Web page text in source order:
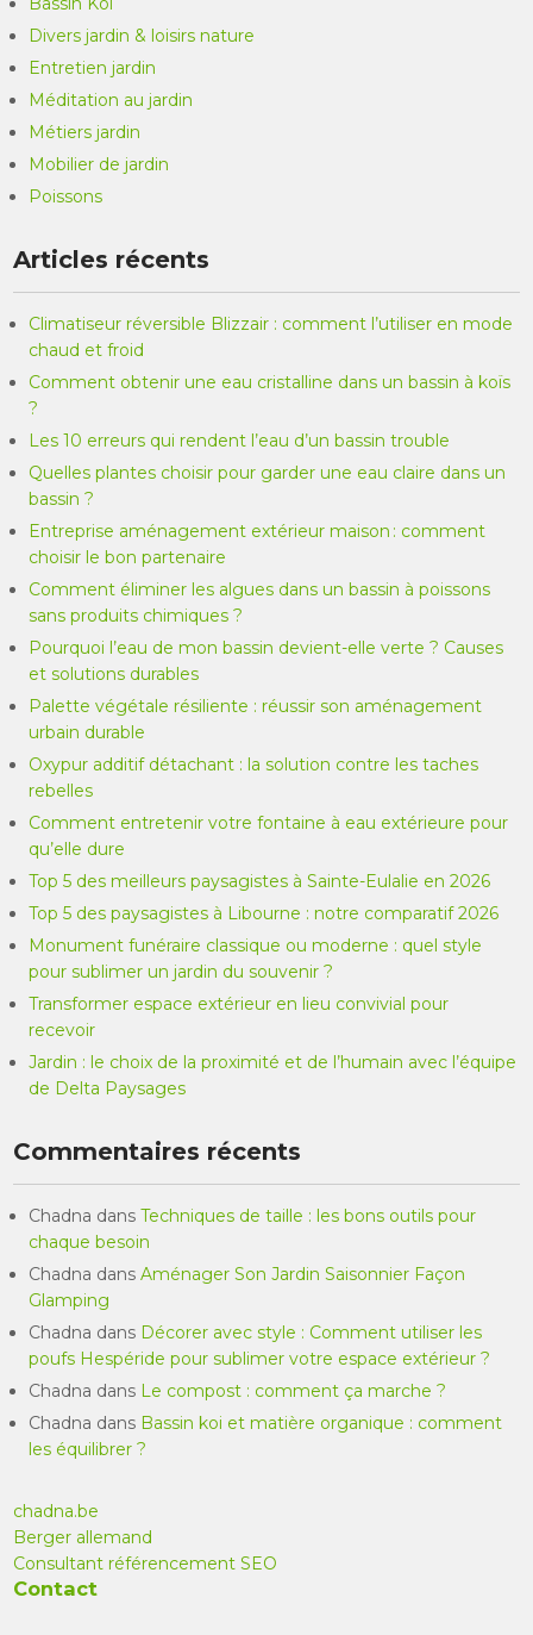
Divers jardin & loisirs nature
Entretien jardin
Méditation au jardin
Métiers jardin
Mobilier de jardin
Poissons
Articles récents
Climatiseur réversible Blizzair : comment l’utiliser en mode
chaud et froid
Comment obtenir une eau cristalline dans un bassin à koïs
?
Les 10 erreurs qui rendent l’eau d’un bassin trouble
Quelles plantes choisir pour garder une eau claire dans un
bassin ?
Entreprise aménagement extérieur maison : comment
choisir le bon partenaire
Comment éliminer les algues dans un bassin à poissons
sans produits chimiques ?
Pourquoi l’eau de mon bassin devient-elle verte ? Causes
et solutions durables
Palette végétale résiliente : réussir son aménagement
urbain durable
Oxypur additif détachant : la solution contre les taches
rebelles
Comment entretenir votre fontaine à eau extérieure pour
qu’elle dure
Top 5 des meilleurs paysagistes à Sainte-Eulalie en 2026
Top 5 des paysagistes à Libourne : notre comparatif 2026
Monument funéraire classique ou moderne : quel style
pour sublimer un jardin du souvenir ?
Transformer espace extérieur en lieu convivial pour
recevoir
Jardin : le choix de la proximité et de l’humain avec l’équipe
de Delta Paysages
Commentaires récents
Chadna dansTechniques de taille : les bons outils pour
chaque besoin
Chadna dansAménager Son Jardin Saisonnier Façon
Glamping
Chadna dans Décorer avec style : Comment utiliser les
poufs Hespéride pour sublimer votre espace extérieur ?
Chadna dans Le compost : comment ça marche ?
Chadna dans Bassin koi et matière organique : comment
les équilibrer ?
chadna.be
Berger allemand
Consultant référencement SEO
Contact